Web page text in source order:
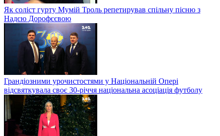
Як соліст гурту Мумій Троль репетирував спільну пісню з
Надєю Дорофєєвою
Грандіозними урочистостями у Національній Опері
відсвяткувала своє 30-річчя національна асоціація футболу